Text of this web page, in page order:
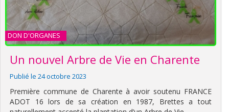
DON D'ORGANES
Un nouvel Arbre de Vie en Charente
Publié le 24 octobre 2023
Première commune de Charente à avoir soutenu FRANCE
ADOT 16 lors de sa création en 1987, Brettes a tout